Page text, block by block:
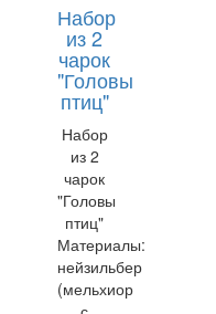
Набор
из 2
чарок
"Головы
птиц"
Набор
из 2
чарок
"Головы
птиц"
Материалы:
нейзильбер
(мельхиор